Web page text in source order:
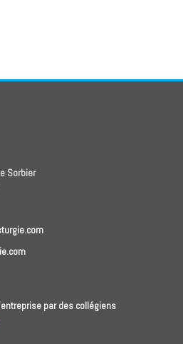
Sorbier
par des collégiens